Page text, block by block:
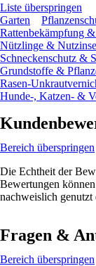
Liste überspringen
Garten
Rattenbekämpfung
Nützlinge &
Schneckenschutz &
Grundstoffe &
Rasen-
Hunde-, Katzen- &
Bereich überspringen
Die Echtheit der
Bewertungen
nachweislich genutzt
Fragen &
Bereich überspringen